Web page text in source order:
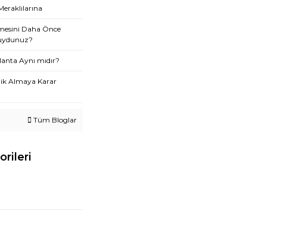
Daha Önce
Aynı mıdır?
Almaya Karar
Tüm Bloglar